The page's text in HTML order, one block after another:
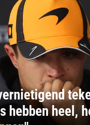
hebben heel,